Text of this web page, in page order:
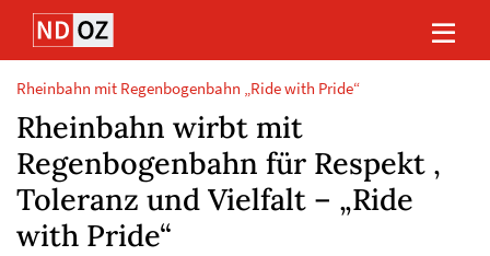
Direkt
Inhalt
(Eingabetaste)
Direkt
Hauptmenu
(Eingabetaste)
Direkt
Suche
(Eingabetaste)
Direkt
Footer
(Eingabetaste)
Rheinbahn mit Regenbogenbahn „Ride with Pride“
Rheinbahn wirbt mit
Regenbogenbahn für Respekt ,
Toleranz und Vielfalt – „Ride
with Pride“